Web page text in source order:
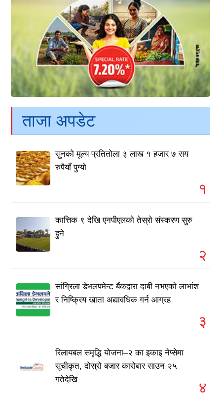
ताजा अपडेट
सुनको मूल्य प्रतितोला ३ लाख १ हजार ७ सय
रुपैयाँ पुग्यो
१
कात्तिक ९ देखि एनपीएलको तेस्रो संस्करण सुरु
हुने
२
सांग्रिला डेभलपमेन्ट बैंकद्वारा दाबी नभएको लाभांश
र निष्क्रिय खाता अद्यावधिक गर्न आग्रह
३
रिलायबल समृद्धि योजना–२ का इकाइ नेप्सेमा
सूचीकृत, दोस्रो बजार कारोबार साउन २५
गतेदेखि
४